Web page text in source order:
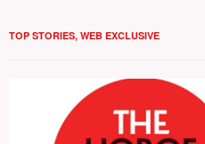
TOP STORIES, WEB EXCLUSIVE